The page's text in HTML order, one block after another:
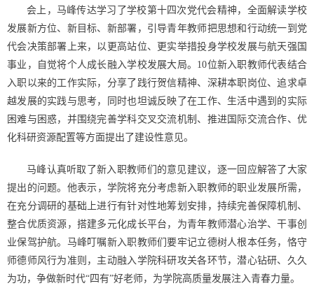
会上，马峰传达学习 了学校第十四次党代会精神，全面解读学校
发展新方位、新目标、新部署，引导青年教师把思想和行动统一到党
代会决策部署上来，以更高站位、更实举措投身学校发展与航天强国
事业，自觉将个人成长融入学校发展大局。 10位新入职教师代表结合
入职以来的工作实际，分享 了 践行贺信精神、深耕本职岗位、追求卓
越发展的实践与思考，同时也坦诚反映了在工作、生活中遇到的实际
困难与困惑，并围绕完善学科交叉交流机制、推进国际交流合作、优
化科研资源配置等方面提出了建设性意见。
马峰认真听取了新 入职教师们 的意见建议，逐一回应解答了大家
提出的问题。他表示 ， 学院将充分考虑新入职教师的职业发展所需，
在充分调研的基础上进行有针对性地筹划安排，持续完善保障机制、
整合优质资源，搭建多元化成长平台，为青年教师潜心治学、干事创
业保驾护航。马峰叮嘱新 入职教师们要牢记立德树人根本任务，恪守
师德师风行为准则，主动融入学院科研攻关各环节，潜心钻研、久久
为功，争做新时代“四有”好老师，为学院高质量发展注入青春力量。